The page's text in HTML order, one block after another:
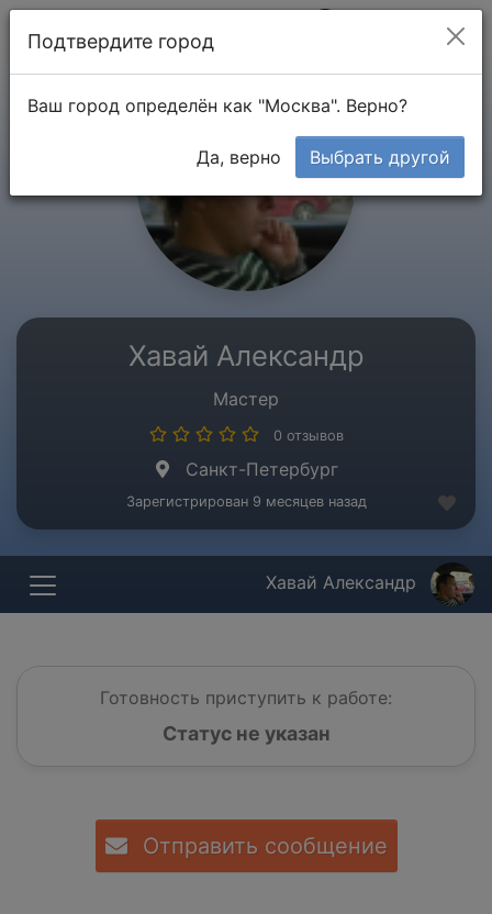
Хавай Александр
Мастер
0 отзывов
Санкт-Петербург
Зарегистрирован 9 месяцев назад
Хавай Александр
Готовность приступить к работе:
Статус не указан
Отправить сообщение
Подтвердите город
Ваш город определён как "Москва". Верно?
Да, верно Выбрать другой